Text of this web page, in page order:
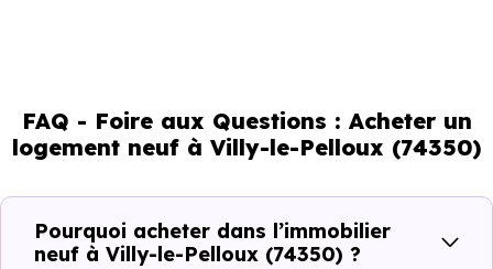
47.57 % d'adultes (dont 82.7 % d'actifs), 11.2 % de seniors,
14.17 % de jeunes et 27.06 % d'enfants. Un profil
demande locative locale et les typologies de biens les
plus recherchées.
FAQ - Foire aux Questions : Acheter un
logement neuf à Villy-le-Pelloux (74350)
Pourquoi acheter dans l’immobilier
neuf à Villy-le-Pelloux (74350) ?